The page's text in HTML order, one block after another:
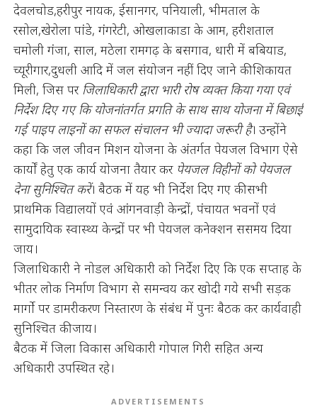
देवलचोड,हरीपुर नायक, ईसानगर, पनियाली, भीमताल के
रसोल,खेरोला पांडे, गंगरेटी, ओखलाकाडा के आम, हरीशताल
चमोली गंजा, साल, मठेला रामगढ़ के बसगाव, धारी में बबियाड,
च्यूरीगार,दुधली आदि में जल संयोजन नहीं दिए जाने की शिकायत
मिली, जिस पर जिलाधिकारी द्वारा भारी रोष व्यक्त किया गया एवं
निर्देश दिए गए कि योजनांतर्गत प्रगति के साथ साथ योजना में बिछाई
गई पाइप लाइनों का सफल संचालन भी ज्यादा जरूरी है। उन्होंने
कहा कि जल जीवन मिशन योजना के अंतर्गत पेयजल विभाग ऐसे
कार्यों हेतु एक कार्य योजना तैयार कर पेयजल विहीनों को पेयजल
देना सुनिश्चित करें। बैठक में यह भी निर्देश दिए गए की सभी
प्राथमिक विद्यालयों एवं आंगनवाड़ी केन्द्रों, पंचायत भवनों एवं
सामुदायिक स्वास्थ्य केन्द्रों पर भी पेयजल कनेक्शन ससमय दिया
जाय।
जिलाधिकारी ने नोडल अधिकारी को निर्देश दिए कि एक सप्ताह के
भीतर लोक निर्माण विभाग से समन्वय कर खोदी गये सभी सड़क
मार्गो पर डामरीकरण निस्तारण के संबंध में पुनः बैठक कर कार्यवाही
सुनिश्चित की जाय।
बैठक में जिला विकास अधिकारी गोपाल गिरी सहित अन्य
अधिकारी उपस्थित रहे।
ADVERTISEMENTS